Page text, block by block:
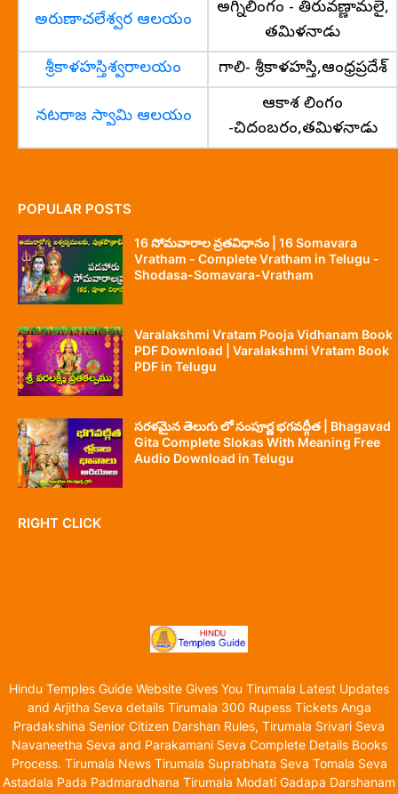
అరుణాచలేశ్వర ఆలయం
అగ్నిలింగం - తిరువణ్ణామలై,
తమిళనాడు
శ్రీకాళహస్తిశ్వరాలయం
గాలి- శ్రీకాళహస్తి,ఆంధ్రప్రదేశ్
నటరాజ స్వామి ఆలయం
ఆకాశ లింగం
-చిదంబరం,తమిళనాడు
POPULAR POSTS
16 సోమవారాల వ్రతవిధానం | 16 Somavara
Vratham - Complete Vratham in Telugu -
Shodasa-Somavara-Vratham
Varalakshmi Vratam Pooja Vidhanam Book
PDF Download | Varalakshmi Vratam Book
PDF in Telugu
సరళమైన తెలుగు లో సంపూర్ణ భగవద్గీత | Bhagavad
Gita Complete Slokas With Meaning Free
Audio Download in Telugu
RIGHT CLICK
Hindu Temples Guide Website Gives You Tirumala Latest Updates
and Arjitha Seva details Tirumala 300 Rupess Tickets Anga
Pradakshina Senior Citizen Darshan Rules, Tirumala Srivari Seva
Navaneetha Seva and Parakamani Seva Complete Details Books
Process. Tirumala News Tirumala Suprabhata Seva Tomala Seva
Astadala Pada Padmaradhana Tirumala Modati Gadapa Darshanam